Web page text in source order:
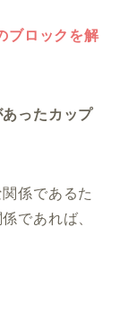
ブロックを解
あったカップ
係であるた
であれば、